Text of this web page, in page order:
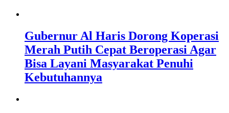
Gubernur Al Haris Dorong Koperasi
Merah Putih Cepat Beroperasi Agar
Bisa Layani Masyarakat Penuhi
Kebutuhannya